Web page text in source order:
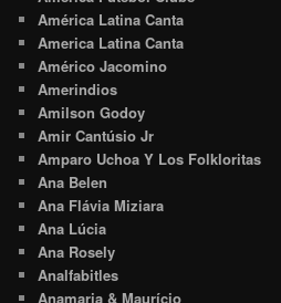
América Latina Canta
America Latina Canta
Américo Jacomino
Amerindios
Amilson Godoy
Amir Cantúsio Jr
Amparo Uchoa Y Los Folkloritas
Ana Belen
Ana Flávia Miziara
Ana Lúcia
Ana Rosely
Analfabitles
Anamaria & Maurício